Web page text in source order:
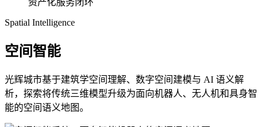
资产化服务闭环
Spatial Intelligence
空间智能
光辉城市基于建筑学空间理解、数字空间建模与 AI 语义解
析，探索将传统三维模型升级为面向机器人、无人机和具身智
能的空间语义地图。